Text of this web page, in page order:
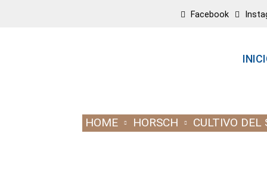
Facebook
HOME HORSCH CULTIVO DEL